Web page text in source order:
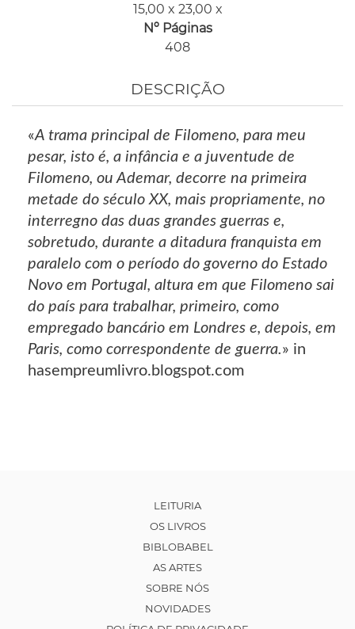
15,00 x 23,00 x
Nº Páginas
408
DESCRIÇÃO
«A trama principal de Filomeno, para meu
pesar, isto é, a infância e a juventude de
Filomeno, ou Ademar, decorre na primeira
metade do século XX, mais propriamente, no
interregno das duas grandes guerras e,
sobretudo, durante a ditadura franquista em
paralelo com o período do governo do Estado
Novo em Portugal, altura em que Filomeno sai
do país para trabalhar, primeiro, como
empregado bancário em Londres e, depois, em
Paris, como correspondente de guerra.» in
hasempreumlivro.blogspot.com
LEITURIA
OS LIVROS
BIBLOBABEL
AS ARTES
SOBRE NÓS
NOVIDADES